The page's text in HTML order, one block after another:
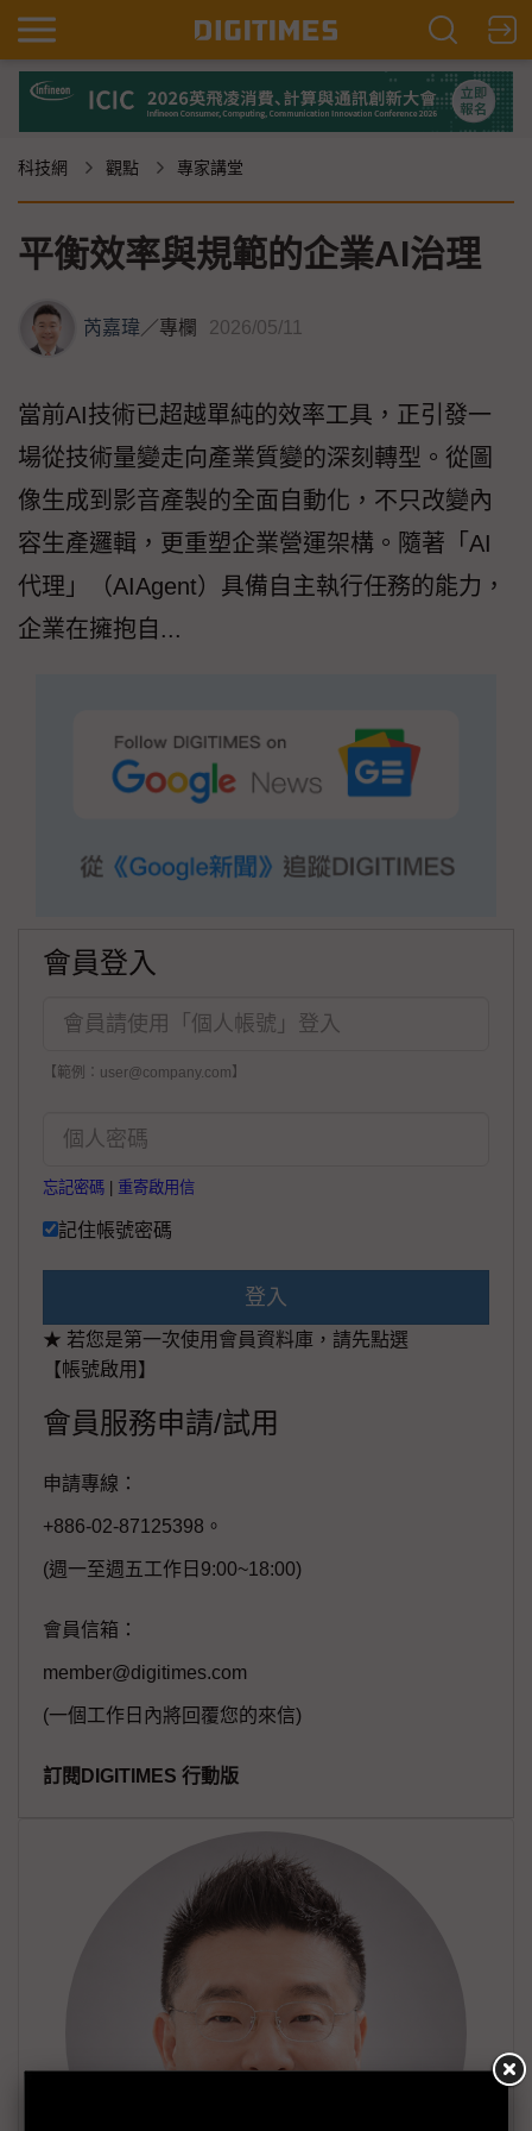
科技網 觀點 專家講堂
平衡效率與規範的企業AI治理
芮嘉瑋／專欄 2026/05/11
當前AI技術已超越單純的效率工具，正引發一
場從技術量變走向產業質變的深刻轉型。從圖
像生成到影音產製的全面自動化，不只改變內
容生產邏輯，更重塑企業營運架構。隨著「AI
代理」（AIAgent）具備自主執行任務的能力，
企業在擁抱自...
會員登入
【範例：user@company.com】
忘記密碼 重寄啟用信
記住帳號密碼
登入
★ 若您是第一次使用會員資料庫，請先點選
【帳號啟用】
會員服務申請/試用
申請專線：
+886-02-87125398。
(週一至週五工作日9:00~18:00)
會員信箱：
member@digitimes.com
(一個工作日內將回覆您的來信)
訂閱DIGITIMES 行動版